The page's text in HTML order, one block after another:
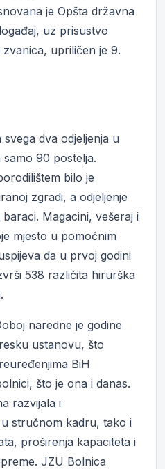
je Opšta državna
uz prisustvo
upriličen je 9.
dva odjeljenja u
90 postelja.
bilo je
zgradi, a odjeljenje
Magacini, vešeraj i
mjesto u pomoćnim
da u prvoj godini
538 različita hirurška
naredne je godine
ustanovu, što
BiH
što je ona i danas.
razvijala i
stručnom kadru, tako i
proširenja kapaciteta i
JZU Bolnica